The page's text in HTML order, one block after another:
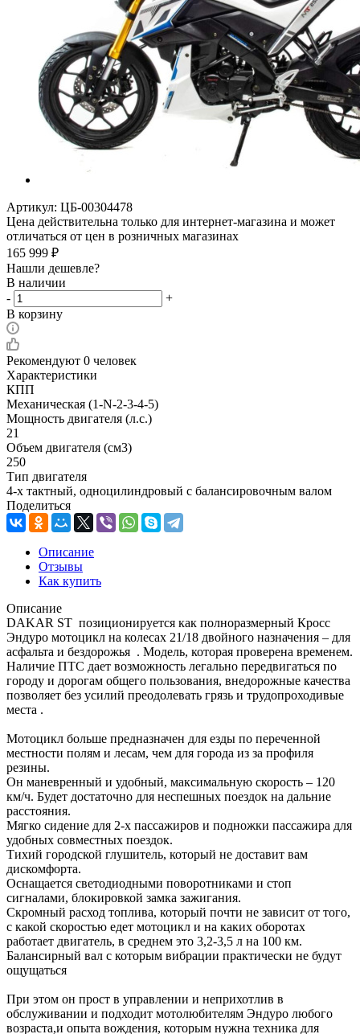
Артикул: ЦБ-00304478
Цена действительна только для интернет-магазина и может
отличаться от цен в розничных магазинах
165 999 ₽
Нашли дешевле?
В наличии
-
+
В корзину
Рекомендуют 0 человек
Характеристики
КПП
Механическая (1-N-2-3-4-5)
Мощность двигателя (л.с.)
21
Объем двигателя (см3)
250
Тип двигателя
4-х тактный, одноцилиндровый с балансировочным валом
Поделиться
Описание
Отзывы
Как купить
Описание
DAKAR ST позиционируется как полноразмерный Кросс
Эндуро мотоцикл на колесах 21/18 двойного назначения – для
асфальта и бездорожья . Модель, которая проверена временем.
Наличие ПТС дает возможность легально передвигаться по
городу и дорогам общего пользования, внедорожные качества
позволяет без усилий преодолевать грязь и трудопроходивые
места .
Мотоцикл больше предназначен для езды по переченной
местности полям и лесам, чем для города из за профиля
резины.
Он маневренный и удобный, максимальную скорость – 120
км/ч. Будет достаточно для неспешных поездок на дальние
расстояния.
Мягко сидение для 2-х пассажиров и подножки пассажира для
удобных совместных поездок.
Тихий городской глушитель, который не доставит вам
дискомфорта.
Оснащается светодиодными поворотниками и стоп
сигналами, блокировкой замка зажигания.
Скромный расход топлива, который почти не зависит от того,
с какой скоростью едет мотоцикл и на каких оборотах
работает двигатель, в среднем это 3,2-3,5 л на 100 км.
Балансирный вал с которым вибрации практически не будут
ощущаться
При этом он прост в управлении и неприхотлив в
обслуживании и подходит мотолюбителям Эндуро любого
возраста,и опыта вождения, которым нужна техника для